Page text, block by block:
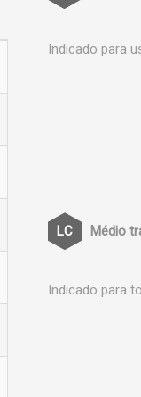
Indicado para
Médio
Indicado para